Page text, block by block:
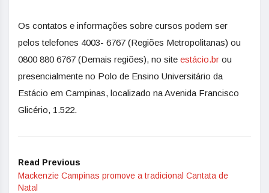
Os contatos e informações sobre cursos podem ser
pelos telefones 4003- 6767 (Regiões Metropolitanas) ou
0800 880 6767 (Demais regiões), no site estácio.br ou
presencialmente no Polo de Ensino Universitário da
Estácio em Campinas, localizado na Avenida Francisco
Glicério, 1.522.
Read Previous
Mackenzie Campinas promove a tradicional Cantata de
Natal